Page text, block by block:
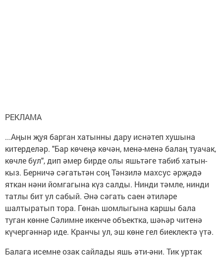
РЕКЛАМА
...Аңын җуя барган хатынны дару иснәтеп хушына
китерделәр. "Бар көчеңә көчән, менә-менә балаң туачак,
көчле бул", дип әмер бирде олы яшьтәге табиб хатын-
кыз. Берничә сәгатьтән соң Тәнзилә махсус әрҗәдә
яткан нәни йомгагына күз салды. Нинди тәмле, нинди
татлы бит ул сабый. Әнә сәгать саен әтиләре
шалтыратып тора. Гөнаһ шомлыгына каршы бала
туган көнне Сәлимне икенче объектка, шәһәр читенә
күчергәннәр иде. Кранчы ул, эш көне гел биеклектә үтә.
Балага исемне озак сайлады яшь әти-әни. Тик уртак